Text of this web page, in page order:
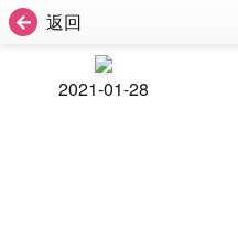
返回
2021-01-28